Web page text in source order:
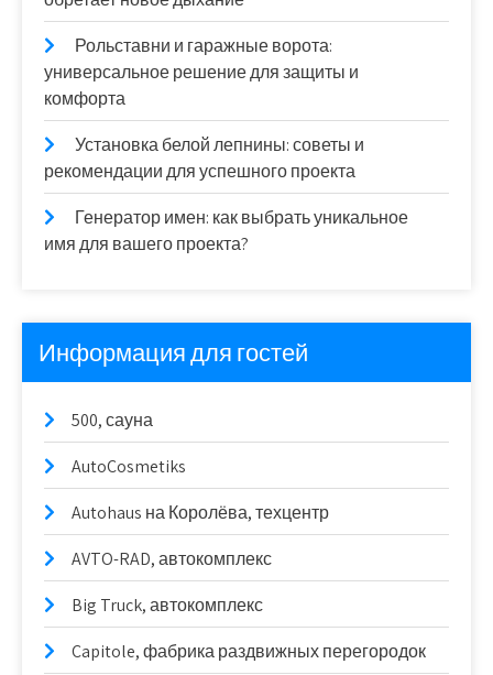
Рольставни и гаражные ворота:
универсальное решение для защиты и
комфорта
Установка белой лепнины: советы и
рекомендации для успешного проекта
Генератор имен: как выбрать уникальное
имя для вашего проекта?
Информация для гостей
500, сауна
AutoCosmetiks
Autohaus на Королёва, техцентр
AVTO-RAD, автокомплекс
Big Truck, автокомплекс
Capitole, фабрика раздвижных перегородок